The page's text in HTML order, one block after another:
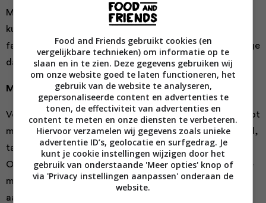
Met een scootmobiel wordt dit veel toegankelijker. Ze
kunnen
familiebezoekjes, of simpelweg genieten van een zonnige
dag in het park.
Medische redenen voor een scootmobiel
Verschillende chronische aandoeningen kunnen leiden tot
mobiliteitsproblemen.Reumatoïde artritis , bijvoorbeeld,
tast de gewrichten aan waardoor lopen pijnlijk wordt.
Ook mensen met multiple scleroseervaren vaak moeite
met bewegen als gevolg van spierzwakte. Andere
aandoeningen zoals Parkinson en ernstige vormen van
Food and Friends gebruikt cookies (en
vergelijkbare technieken) om informatie op te
slaan en in te zien. Deze gegevens gebruiken wij
om onze website goed te laten functioneren, het
gebruik van de website te analyseren,
gepersonaliseerde content en advertenties te
tonen, de effectiviteit van advertenties en
content te meten en onze diensten te verbeteren.
Hiervoor verzamelen wij gegevens zoals unieke
advertentie ID’s, geolocatie en surfgedrag. Je
kunt je cookie instellingen wijzigen door het
gebruik van onderstaande 'Meer opties' knop of
via 'Privacy instellingen aanpassen' onderaan de
website.